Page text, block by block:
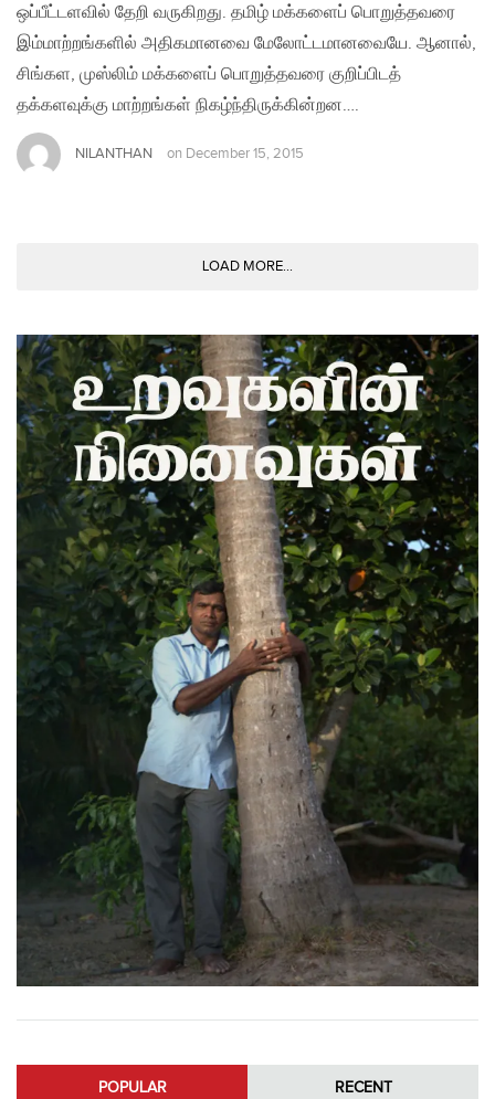
ஒப்பீட்டளவில் தேறி வருகிறது. தமிழ் மக்களைப் பொறுத்தவரை
இம்மாற்றங்களில் அதிகமானவை மேலோட்டமானவையே. ஆனால்,
சிங்கள, முஸ்லிம் மக்களைப் பொறுத்தவரை குறிப்பிடத்
தக்களவுக்கு மாற்றங்கள் நிகழ்ந்திருக்கின்றன….
NILANTHAN on December 15, 2015
LOAD MORE...
POPULAR RECENT